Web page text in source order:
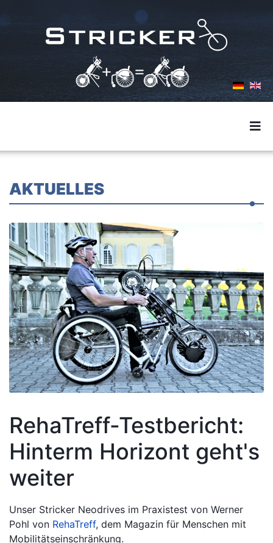
AKTUELLES
RehaTreff-Testbericht:
Hinterm Horizont geht's
weiter
Unser Stricker Neodrives im Praxistest von Werner
Pohl von RehaTreff, dem Magazin für Menschen mit
Mobilitätseinschränkung.